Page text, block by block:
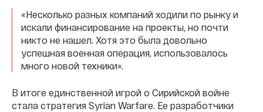
«Несколько разных компаний ходили по рынку и
искали финансирование на проекты, но почти
никто не нашел. Хотя это была довольно
успешная военная операция, использовалось
много новой техники».
В итоге единственной игрой о Сирийской войне
стала стратегия Syrian Warfare. Ее разработчики